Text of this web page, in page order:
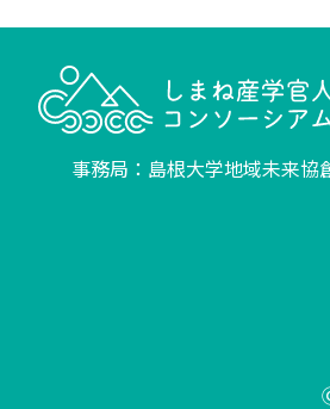
事務局：島根大学地域未来協